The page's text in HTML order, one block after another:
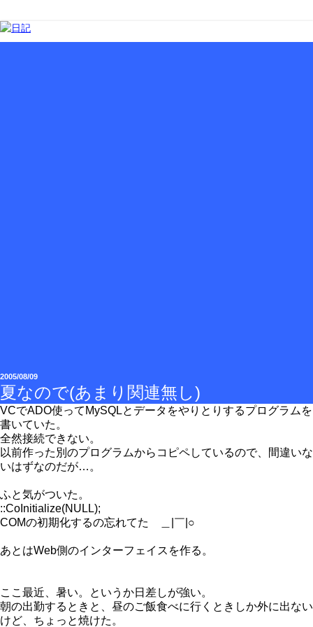
2005/08/09
夏なので(あまり関連無し)
VCでADO使ってMySQLとデータをやりとりするプログラムを
書いていた。
全然接続できない。
以前作った別のプログラムからコピペしているので、間違いな
いはずなのだが…。
ふと気がついた。
::CoInitialize(NULL);
COMの初期化するの忘れてた ＿|￣|○
あとはWeb側のインターフェイスを作る。
ここ最近、暑い。というか日差しが強い。
朝の出勤するときと、昼のご飯食べに行くときしか外に出ない
けど、ちょっと焼けた。